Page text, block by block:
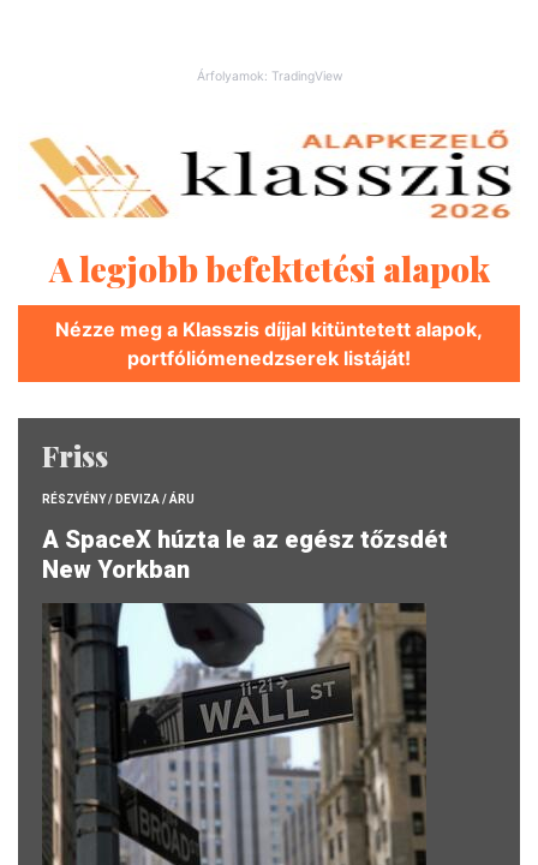
Árfolyamok: TradingView
A legjobb befektetési alapok
Nézze meg a Klasszis díjjal kitüntetett alapok,
portfóliómenedzserek listáját!
Friss
RÉSZVÉNY / DEVIZA / ÁRU
A SpaceX húzta le az egész tőzsdét
New Yorkban